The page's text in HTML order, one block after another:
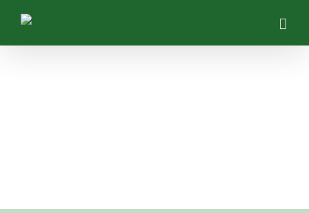
Inhalt
springen